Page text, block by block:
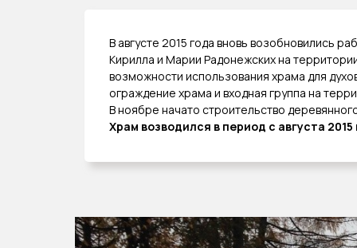
В августе 2015 года вновь возобновились
Кирилла и Марии Радонежских на
возможности использования храма для
ограждение храма и входная группа на
В ноябре начато строительство
Храм возводился в период с августа 2015